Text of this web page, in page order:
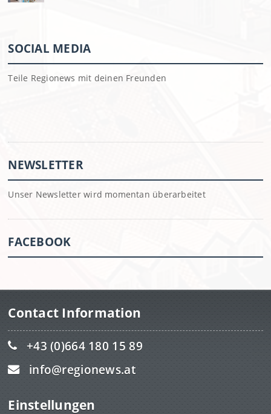
SOCIAL MEDIA
Teile Regionews mit deinen Freunden
NEWSLETTER
Unser Newsletter wird momentan überarbeitet
FACEBOOK
Contact Information
+43 (0)664 180 15 89
info@regionews.at
Einstellungen